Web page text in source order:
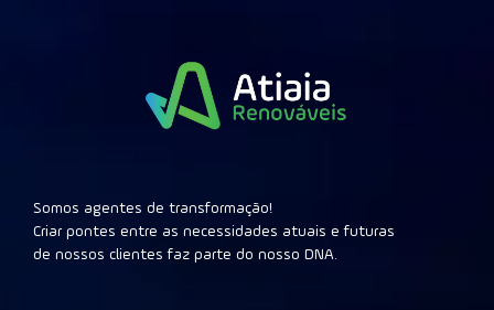
Somos agentes de transformação!
Criar pontes entre as necessidades atuais e futuras
de nossos clientes faz parte do nosso DNA.